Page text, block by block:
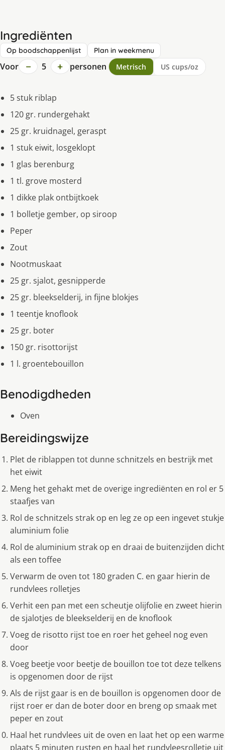
Ingrediënten
Op boodschappenlijst Plan in weekmenu
Voor − 5 + personen Metrisch US cups/oz
5 stuk riblap
120 gr. rundergehakt
25 gr. kruidnagel, geraspt
1 stuk eiwit, losgeklopt
1 glas berenburg
1 tl. grove mosterd
1 dikke plak ontbijtkoek
1 bolletje gember, op siroop
Peper
Zout
Nootmuskaat
25 gr. sjalot, gesnipperde
25 gr. bleekselderij, in fijne blokjes
1 teentje knoflook
25 gr. boter
150 gr. risottorijst
1 l. groentebouillon
Benodigdheden
Oven
Bereidingswijze
Plet de riblappen tot dunne schnitzels en bestrijk met
het eiwit
Meng het gehakt met de overige ingrediënten en rol er 5
staafjes van
Rol de schnitzels strak op en leg ze op een ingevet stukje
aluminium folie
Rol de aluminium strak op en draai de buitenzijden dicht
als een toffee
Verwarm de oven tot 180 graden C. en gaar hierin de
rundvlees rolletjes
Verhit een pan met een scheutje olijfolie en zweet hierin
de sjalotjes de bleekselderij en de knoflook
Voeg de risotto rijst toe en roer het geheel nog even
door
Voeg beetje voor beetje de bouillon toe tot deze telkens
is opgenomen door de rijst
Als de rijst gaar is en de bouillon is opgenomen door de
rijst roer er dan de boter door en breng op smaak met
peper en zout
Haal het rundvlees uit de oven en laat het op een warme
plaats 5 minuten rusten en haal het rundvleesrolletje uit